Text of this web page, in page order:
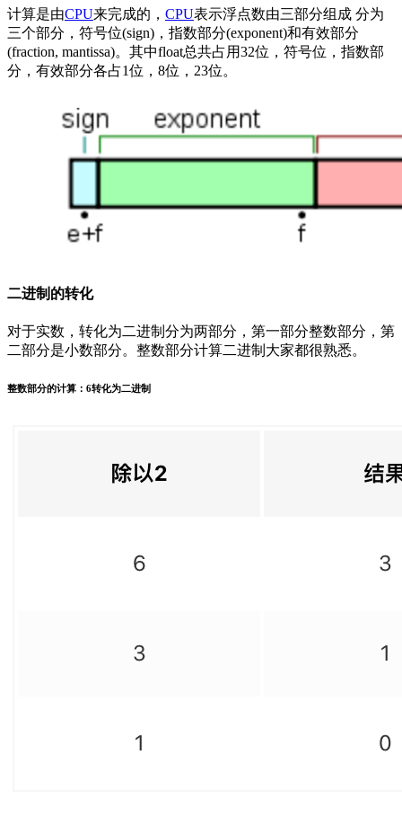
计算是由CPU来完成的， CPU表示浮点数由三部分组成 分为
三个部分，符号位(sign)，指数部分(exponent)和有效部分
(fraction, mantissa)。其中float总共占用32位，符号位，指数部
分，有效部分各占1位，8位，23位。
二进制的转化
对于实数，转化为二进制分为两部分，第一部分整数部分，第
二部分是小数部分。整数部分计算二进制大家都很熟悉。
整数部分的计算：6转化为二进制